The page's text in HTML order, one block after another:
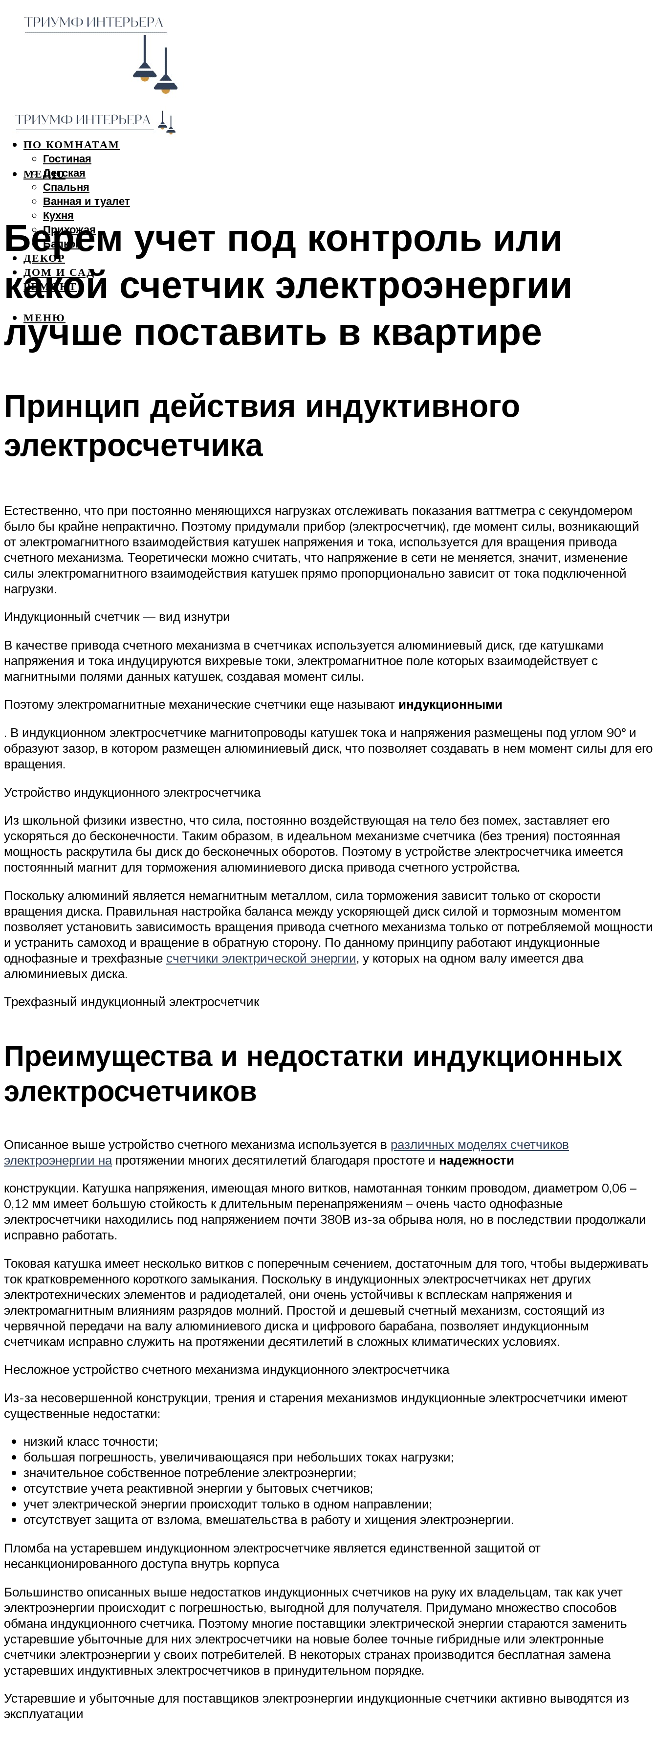
ДИЗАЙН ИНТЕРЬЕРА
ПО КОМНАТАМ
Гостиная
Детская
Спальня
Ванная и туалет
Кухня
Прихожая
Балкон
ДЕКОР
ДОМ И САД
РЕМОНТ
МЕНЮ
МЕНЮ
Берем учет под контроль или
какой счетчик электроэнергии
лучше поставить в квартире
Принцип действия индуктивного
электросчетчика
Естественно, что при постоянно меняющихся нагрузках отслеживать показания ваттметра с секундомером
было бы крайне непрактично. Поэтому придумали прибор (электросчетчик), где момент силы, возникающий
от электромагнитного взаимодействия катушек напряжения и тока, используется для вращения привода
счетного механизма. Теоретически можно считать, что напряжение в сети не меняется, значит, изменение
силы электромагнитного взаимодействия катушек прямо пропорционально зависит от тока подключенной
нагрузки.
Индукционный счетчик — вид изнутри
В качестве привода счетного механизма в счетчиках используется алюминиевый диск, где катушками
напряжения и тока индуцируются вихревые токи, электромагнитное поле которых взаимодействует с
магнитными полями данных катушек, создавая момент силы.
Поэтому электромагнитные механические счетчики еще называют индукционными
. В индукционном электросчетчике магнитопроводы катушек тока и напряжения размещены под углом 90º и
образуют зазор, в котором размещен алюминиевый диск, что позволяет создавать в нем момент силы для его
вращения.
Устройство индукционного электросчетчика
Из школьной физики известно, что сила, постоянно воздействующая на тело без помех, заставляет его
ускоряться до бесконечности. Таким образом, в идеальном механизме счетчика (без трения) постоянная
мощность раскрутила бы диск до бесконечных оборотов. Поэтому в устройстве электросчетчика имеется
постоянный магнит для торможения алюминиевого диска привода счетного устройства.
Поскольку алюминий является немагнитным металлом, сила торможения зависит только от скорости
вращения диска. Правильная настройка баланса между ускоряющей диск силой и тормозным моментом
позволяет установить зависимость вращения привода счетного механизма только от потребляемой мощности
и устранить самоход и вращение в обратную сторону. По данному принципу работают индукционные
однофазные и трехфазные счетчики электрической энергии, у которых на одном валу имеется два
алюминиевых диска.
Трехфазный индукционный электросчетчик
Преимущества и недостатки индукционных
электросчетчиков
Описанное выше устройство счетного механизма используется в различных моделях счетчиков
электроэнергии напротяжении многих десятилетий благодаря простоте и надежности
конструкции. Катушка напряжения, имеющая много витков, намотанная тонким проводом, диаметром 0,06 –
0,12 мм имеет большую стойкость к длительным перенапряжениям – очень часто однофазные
электросчетчики находились под напряжением почти 380В из-за обрыва ноля, но в последствии продолжали
исправно работать.
Токовая катушка имеет несколько витков с поперечным сечением, достаточным для того, чтобы выдерживать
ток кратковременного короткого замыкания. Поскольку в индукционных электросчетчиках нет других
электротехнических элементов и радиодеталей, они очень устойчивы к всплескам напряжения и
электромагнитным влияниям разрядов молний. Простой и дешевый счетный механизм, состоящий из
червячной передачи на валу алюминиевого диска и цифрового барабана, позволяет индукционным
счетчикам исправно служить на протяжении десятилетий в сложных климатических условиях.
Несложное устройство счетного механизма индукционного электросчетчика
Из-за несовершенной конструкции, трения и старения механизмов индукционные электросчетчики имеют
существенные недостатки:
низкий класс точности;
большая погрешность, увеличивающаяся при небольших токах нагрузки;
значительное собственное потребление электроэнергии;
отсутствие учета реактивной энергии у бытовых счетчиков;
учет электрической энергии происходит только в одном направлении;
отсутствует защита от взлома, вмешательства в работу и хищения электроэнергии.
Пломба на устаревшем индукционном электросчетчике является единственной защитой от
несанкционированного доступа внутрь корпуса
Большинство описанных выше недостатков индукционных счетчиков на руку их владельцам, так как учет
электроэнергии происходит с погрешностью, выгодной для получателя. Придумано множество способов
обмана индукционного счетчика. Поэтому многие поставщики электрической энергии стараются заменить
устаревшие убыточные для них электросчетчики на новые более точные гибридные или электронные
счетчики электроэнергии у своих потребителей. В некоторых странах производится бесплатная замена
устаревших индуктивных электросчетчиков в принудительном порядке.
Устаревшие и убыточные для поставщиков электроэнергии индукционные счетчики активно выводятся из
эксплуатации